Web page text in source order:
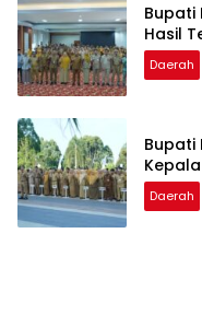
Bupati
Hasil
Daerah
Bupati
Kepala
Daerah